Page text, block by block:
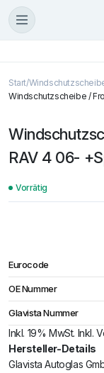
Start
Windschutzscheibe /
RAV 4 06-
Vorrätig
Eurocode
OE Nummer
Glavista Nummer
Inkl. 19% MwSt. Inkl.
Hersteller-Details
Glavista Autoglas